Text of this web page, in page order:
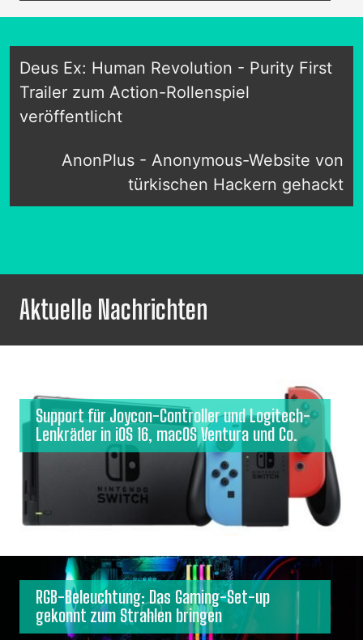
Deus Ex: Human Revolution - Purity First
Trailer zum Action-Rollenspiel
veröffentlicht
AnonPlus - Anonymous-Website von
türkischen Hackern gehackt
Aktuelle Nachrichten
Support für Joycon-Controller und Logitech-
Lenkräder in iOS 16, macOS Ventura und Co.
RGB-Beleuchtung: Das Gaming-Set-up
gekonnt zum Strahlen bringen